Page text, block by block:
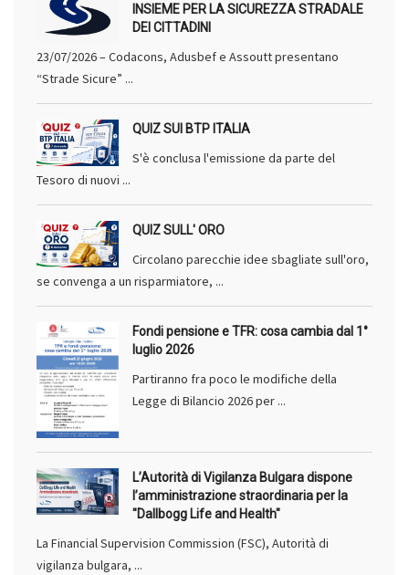
INSIEME PER LA SICUREZZA STRADALE
DEI CITTADINI
23/07/2026 – Codacons, Adusbef e Assoutt presentano
“Strade Sicure” ...
QUIZ SUI BTP ITALIA
S'è conclusa l'emissione da parte del
Tesoro di nuovi ...
QUIZ SULL' ORO
Circolano parecchie idee sbagliate sull'oro,
se convenga a un risparmiatore, ...
Fondi pensione e TFR: cosa cambia dal 1°
luglio 2026
Partiranno fra poco le modifiche della
Legge di Bilancio 2026 per ...
L’Autorità di Vigilanza Bulgara dispone
l’amministrazione straordinaria per la
"Dallbogg Life and Health"
La Financial Supervision Commission (FSC), Autorità di
vigilanza bulgara, ...